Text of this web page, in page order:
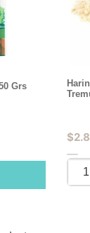
Grs
$